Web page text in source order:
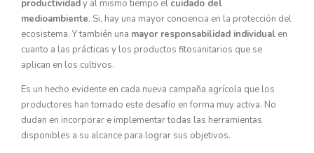
productividady al mismo tiempo el cuidado del
medioambiente. Si, hay una mayor conciencia en la protección del
ecosistema. Y también una mayor responsabilidad individual en
cuanto a las prácticas y los productos fitosanitarios que se
aplican en los cultivos.
Es un hecho evidente en cada nueva campaña agrícola que los
productores han tomado este desafío en forma muy activa. No
dudan en incorporar e implementar todas las herramientas
disponibles a su alcance para lograr sus objetivos.